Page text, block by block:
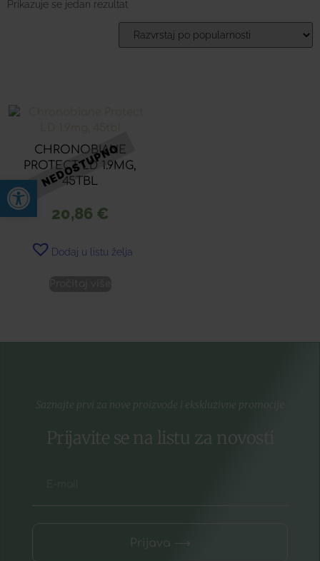
Prikazuje se jedan rezultat
CHRONOBIANE
PROTECT LD 1.9MG,
45TBL
20,86 €
Dodaj u listu želja
Saznajte prvi za nove proizvode i ekskluzivne promocije
Prijavite se na listu za novosti
Prijava ⟶
Open toolbar